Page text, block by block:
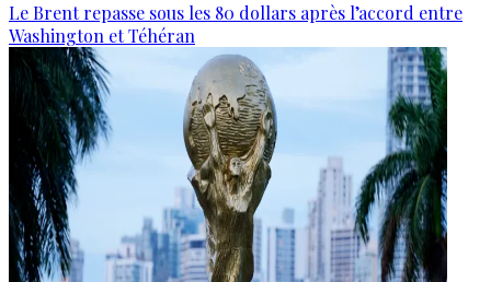
Le Brent repasse sous les 80 dollars après l’accord entre
Washington et Téhéran